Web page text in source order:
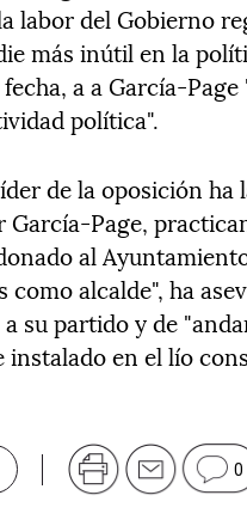
labor del Gobierno
más inútil en la
a a García-
política".
de la oposición ha
García-Page,
al
alcalde", ha
su partido y de
instalado en el lío
0